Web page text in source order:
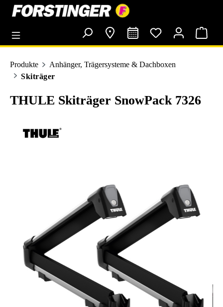
springen
Produkte
Anhänger, Trägersysteme & Dachboxen
Skiträger
THULE Skiträger SnowPack 7326